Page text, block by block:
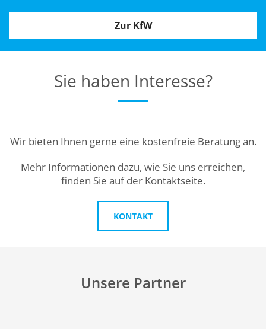
Zur KfW
Sie haben Interesse?
Wir bieten Ihnen gerne eine kostenfreie Beratung an.
Mehr Informationen dazu, wie Sie uns erreichen,
finden Sie auf der Kontaktseite.
KONTAKT
Unsere Partner